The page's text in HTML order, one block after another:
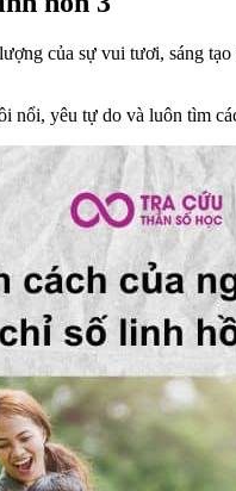
của sự vui tươi, sáng
yêu tự do và luôn tìm